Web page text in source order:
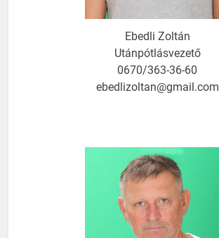
Ebedli Zoltán
Utánpótlásvezető
0670/363-36-60
ebedlizoltan@gmail.com